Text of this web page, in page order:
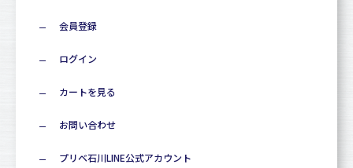
会員登録
ログイン
カートを見る
お問い合わせ
プリベ石川LINE公式アカウント